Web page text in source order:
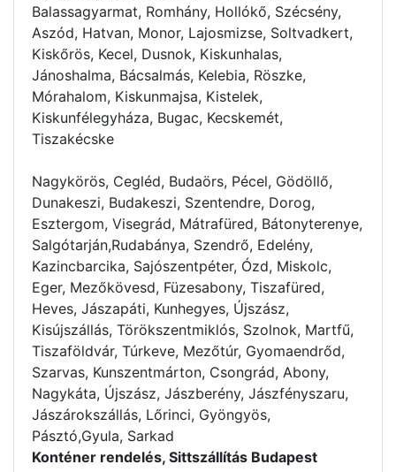
Balassagyarmat, Romhány, Hollókő, Szécsény,
Aszód, Hatvan, Monor, Lajosmizse, Soltvadkert,
Kiskőrös, Kecel, Dusnok, Kiskunhalas,
Jánoshalma, Bácsalmás, Kelebia, Röszke,
Mórahalom, Kiskunmajsa, Kistelek,
Kiskunfélegyháza, Bugac, Kecskemét,
Tiszakécske
Nagykörös, Cegléd, Budaörs, Pécel, Gödöllő,
Dunakeszi, Budakeszi, Szentendre, Dorog,
Esztergom, Visegrád, Mátrafüred, Bátonyterenye,
Salgótarján,Rudabánya, Szendrő, Edelény,
Kazincbarcika, Sajószentpéter, Ózd, Miskolc,
Eger, Mezőkövesd, Füzesabony, Tiszafüred,
Heves, Jászapáti, Kunhegyes, Újszász,
Kisújszállás, Törökszentmiklós, Szolnok, Martfű,
Tiszaföldvár, Túrkeve, Mezőtúr, Gyomaendrőd,
Szarvas, Kunszentmárton, Csongrád, Abony,
Nagykáta, Újszász, Jászberény, Jászfényszaru,
Jászárokszállás, Lőrinci, Gyöngyös,
Pásztó,Gyula, Sarkad
Konténer rendelés, Sittszállítás Budapest